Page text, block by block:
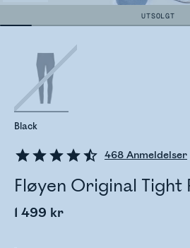
UTSOLGT
468 Anmeldelser
Fløyen Original Tight
1 499 kr
Black